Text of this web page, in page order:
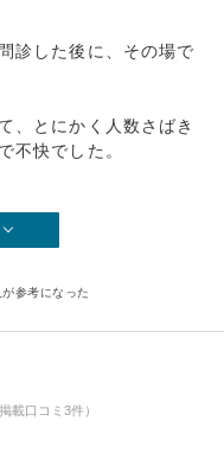
診した後に、その場で
、とにかく人数さばき
不快でした。
が参考になった
載口コミ3件）